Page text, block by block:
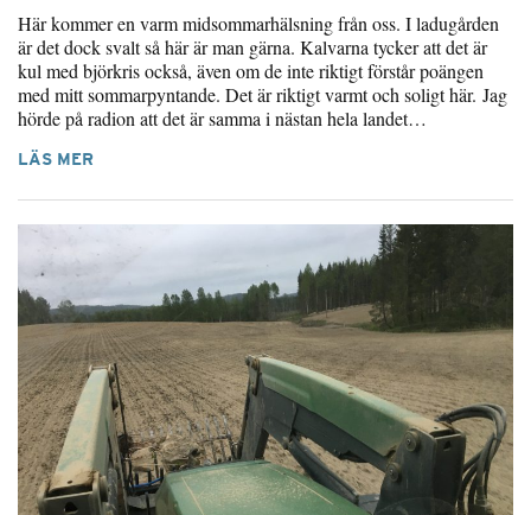
Här kommer en varm midsommarhälsning från oss. I ladugården
är det dock svalt så här är man gärna. Kalvarna tycker att det är
kul med björkris också, även om de inte riktigt förstår poängen
med mitt sommarpyntande. Det är riktigt varmt och soligt här. Jag
hörde på radion att det är samma i nästan hela landet…
LÄS MER